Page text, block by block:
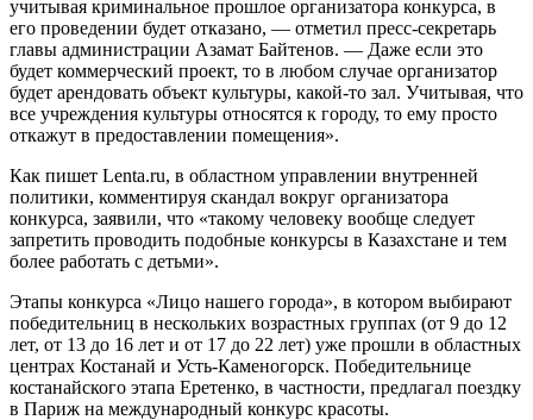
учитывая криминальное прошлое организатора конкурса, в
его проведении будет отказано, — отметил пресс-секретарь
главы администрации Азамат Байтенов. — Даже если это
будет коммерческий проект, то в любом случае организатор
будет арендовать объект культуры, какой-то зал. Учитывая, что
все учреждения культуры относятся к городу, то ему просто
откажут в предоставлении помещения».
Как пишет Lenta.ru, в областном управлении внутренней
политики, комментируя скандал вокруг организатора
конкурса, заявили, что «такому человеку вообще следует
запретить проводить подобные конкурсы в Казахстане и тем
более работать с детьми».
Этапы конкурса «Лицо нашего города», в котором выбирают
победительниц в нескольких возрастных группах (от 9 до 12
лет, от 13 до 16 лет и от 17 до 22 лет) уже прошли в областных
центрах Костанай и Усть-Каменогорск. Победительнице
костанайского этапа Еретенко, в частности, предлагал поездку
в Париж на международный конкурс красоты.